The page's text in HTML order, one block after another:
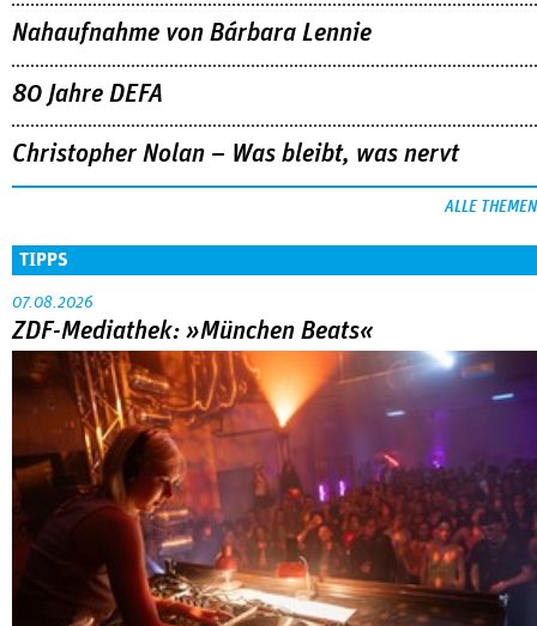
Nahaufnahme von Bárbara Lennie
80 Jahre DEFA
Christopher Nolan – Was bleibt, was nervt
ALLE THEMEN
TIPPS
07.08.2026
ZDF-Mediathek: »München Beats«